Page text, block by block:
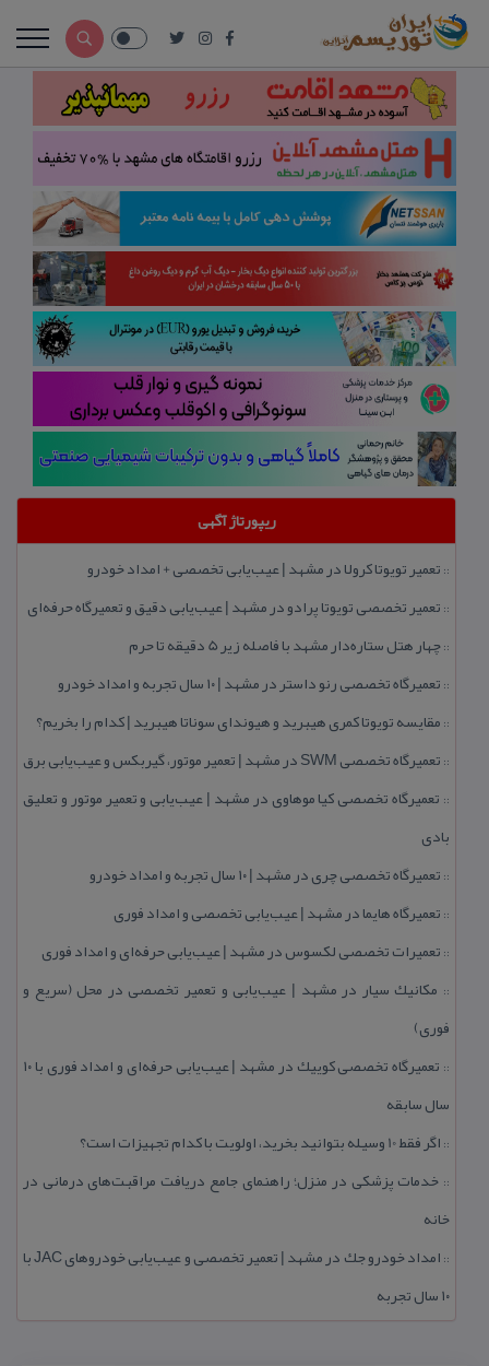
ریپورتاژ آگهی
:: تعمیر تویوتا كرولا در مشهد | عیب‌یابی تخصصی + امداد خودرو
:: تعمیر تخصصی تویوتا پرادو در مشهد | عیب‌یابی دقیق و تعمیرگاه حرفه‌ای
::چهار هتل‌ ستاره‌دار مشهد با فاصله زیر 5 دقیقه تا حرم
:: تعمیرگاه تخصصی رنو داستر در مشهد | ۱۰ سال تجربه و امداد خودرو
:: مقایسه تویوتا كمری هیبرید و هیوندای سوناتا هیبرید | كدام را بخریم؟
:: تعمیرگاه تخصصی SWM در مشهد | تعمیر موتور، گیربكس و عیب‌یابی برق
:: تعمیرگاه تخصصی كیا موهاوی در مشهد | عیب‌یابی و تعمیر موتور و تعلیق
بادی
:: تعمیرگاه تخصصی چری در مشهد | ۱۰ سال تجربه و امداد خودرو
:: تعمیرگاه هایما در مشهد | عیب‌یابی تخصصی و امداد فوری
:: تعمیرات تخصصی لكسوس در مشهد | عیب‌یابی حرفه‌ای و امداد فوری
:: مكانیك سیار در مشهد | عیب‌یابی و تعمیر تخصصی در محل (سریع و
فوری)
::
تعمیرگاه تخصصی كوییك در مشهد | عیب‌یابی حرفه‌ای و امداد فوری با ۱۰
سال سابقه
:: اگر فقط 10 وسیله بتوانید بخرید، اولویت با كدام تجهیزات است؟
:: خدمات پزشكی در منزل؛ راهنمای جامع دریافت مراقبت‌های درمانی در
خانه
::
امداد خودرو جك در مشهد | تعمیر تخصصی و عیب‌یابی خودروهای JAC با
۱۰ سال تجربه